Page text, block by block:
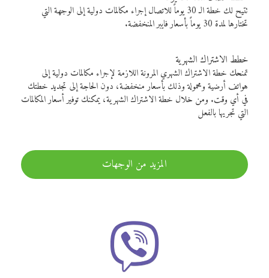
تتيح لك خطة الـ 30 يوماً للاتصال إجراء مكالمات دولية إلى الوجهة التي
تختارها لمدة 30 يوماً بأسعار فايبر المنخفضة.
خطط الاشتراك الشهرية
تمنحك خطة الاشتراك الشهري المرونة اللازمة لإجراء مكالمات دولية إلى
هواتف أرضية ومحمولة وذلك بأسعار منخفضة، دون الحاجة إلى تجديد خطتك
في أي وقت. ومن خلال خطة الاشتراك الشهرية، يمكنك توفير أسعار المكالمات
التي تجريها بالفعل
المزيد من الوجهات